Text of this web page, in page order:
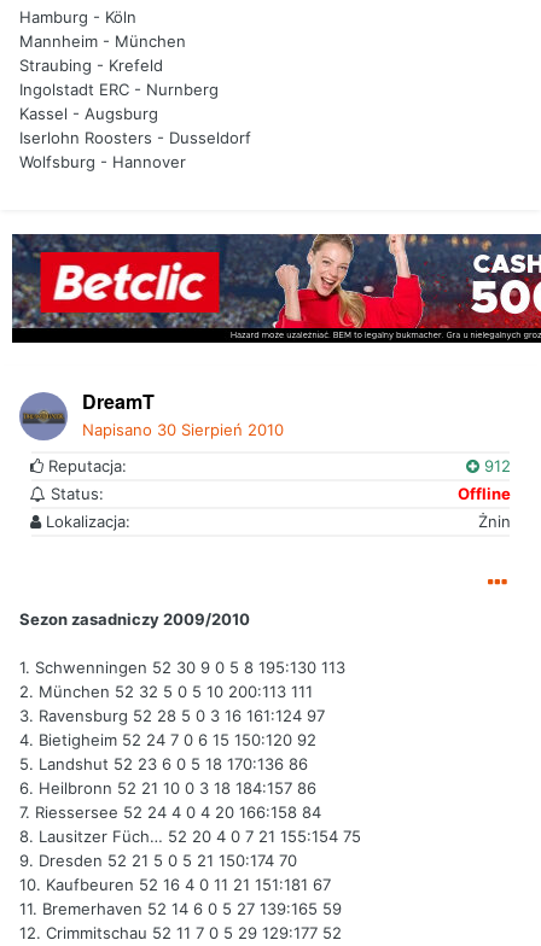
Hamburg - Köln
Mannheim - München
Straubing - Krefeld
Ingolstadt ERC - Nurnberg
Kassel - Augsburg
Iserlohn Roosters - Dusseldorf
Wolfsburg - Hannover
DreamT
Napisano 30 Sierpień 2010
Reputacja:
912
Status:
Offline
Lokalizacja:
Żnin
Sezon zasadniczy 2009/2010
1. Schwenningen 52 30 9 0 5 8 195:130 113
2. München 52 32 5 0 5 10 200:113 111
3. Ravensburg 52 28 5 0 3 16 161:124 97
4. Bietigheim 52 24 7 0 6 15 150:120 92
5. Landshut 52 23 6 0 5 18 170:136 86
6. Heilbronn 52 21 10 0 3 18 184:157 86
7. Riessersee 52 24 4 0 4 20 166:158 84
8. Lausitzer Füch… 52 20 4 0 7 21 155:154 75
9. Dresden 52 21 5 0 5 21 150:174 70
10. Kaufbeuren 52 16 4 0 11 21 151:181 67
11. Bremerhaven 52 14 6 0 5 27 139:165 59
12. Crimmitschau 52 11 7 0 5 29 129:177 52